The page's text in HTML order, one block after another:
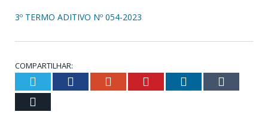
3º TERMO ADITIVO Nº 054-2023
COMPARTILHAR:
Twitter Facebook Google+ Pinterest LinkedIn